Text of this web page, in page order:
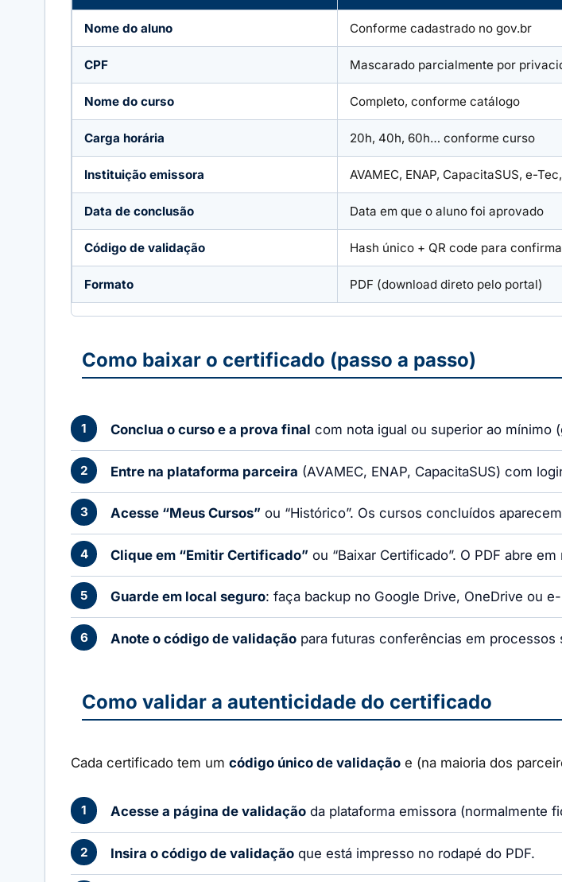
Nome do aluno Conforme cadastrado no gov.br
CPF Mascarado parcialmente por
Nome do curso Completo, conforme catálogo
Carga horária 20h, 40h, 60h… conforme curso
Instituição emissora AVAMEC, ENAP, CapacitaSUS, e-
Data de conclusão Data em que o aluno foi aprovado
Código de validação Hash único + QR code para
Formato PDF (download direto pelo portal)
Como baixar o certificado (passo a passo)
Conclua o curso e a prova final com nota igual ou superior ao mínimo
Entre na plataforma parceira (AVAMEC, ENAP, CapacitaSUS) com
Acesse “Meus Cursos” ou “Histórico”. Os cursos concluídos
Clique em “Emitir Certificado” ou “Baixar Certificado”. O PDF abre
Guarde em local seguro: faça backup no Google Drive, OneDrive ou
Anote o código de validação para futuras conferências em processos
Como validar a autenticidade do certificado
Cada certificado tem um código único de validação e (na maioria dos
Acesse a página de validação da plataforma emissora (normalmente
Insira o código de validação que está impresso no rodapé do PDF.